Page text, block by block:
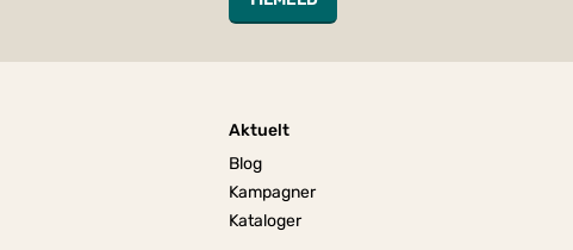
Aktuelt
Blog
Kampagner
Kataloger